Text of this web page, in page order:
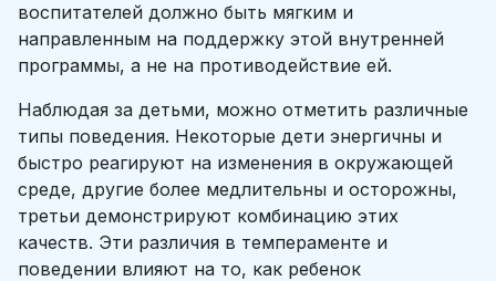
воспитателей должно быть мягким и
направленным на поддержку этой внутренней
программы, а не на противодействие ей.
Наблюдая за детьми, можно отметить различные
типы поведения. Некоторые дети энергичны и
быстро реагируют на изменения в окружающей
среде, другие более медлительны и осторожны,
третьи демонстрируют комбинацию этих
качеств. Эти различия в темпераменте и
поведении влияют на то, как ребенок